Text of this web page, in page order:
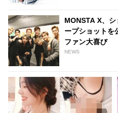
MONSTA X、
ープショットを
ファン大喜び
NEWS